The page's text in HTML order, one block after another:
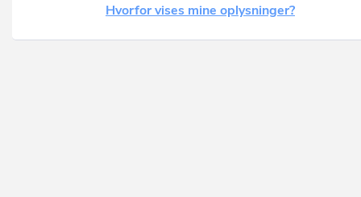
Hvorfor vises mine oplysninger?